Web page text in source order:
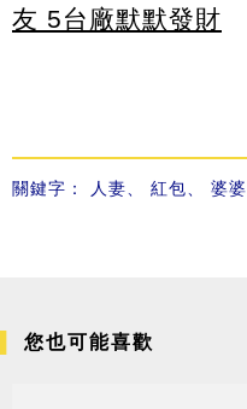
友 5台廠默默發財
關鍵字： 人妻 紅包 婆婆
您也可能喜歡